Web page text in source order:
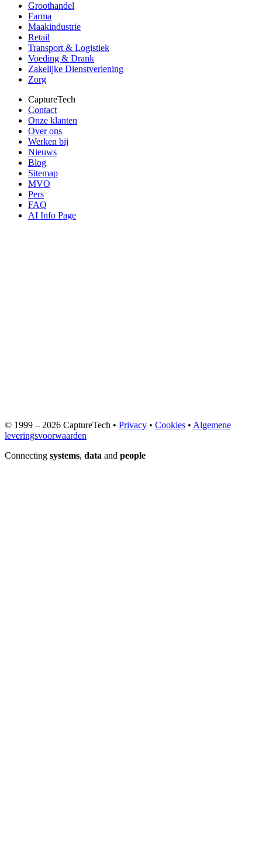
Groothandel
Farma
Maakindustrie
Retail
Transport & Logistiek
Voeding & Drank
Zakelijke Dienstverlening
Zorg
CaptureTech
Contact
Onze klanten
Over ons
Werken bij
Nieuws
Blog
Sitemap
MVO
Pers
FAQ
AI Info Page
© 1999 – 2026 CaptureTech • Privacy • Cookies • Algemene
leveringsvoorwaarden
Connecting systems, data and people